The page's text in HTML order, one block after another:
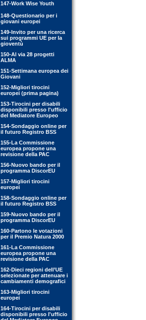
147-Work Wise Youth
148-Questionario per i
giovani europei
149-Invito per una ricerca
sui programmi UE per la
gioventù
150-Al via 28 progetti
ALMA
151-Settimana europea dei
Giovani
152-Migliori tirocini
europei (prima pagina)
153-Tirocini per disabili
disponibili presso l'ufficio
del Mediatore Europeo
154-Sondaggio online per
il futuro Registro BSS
155-La Commissione
europea propone una
revisione della PAC
156-Nuovo bando per il
programma DiscorEU
157-Migliori tirocini
europei
158-Sondaggio online per
il futuro Registro BSS
159-Nuovo bando per il
programma DiscorEU
160-Partono le votazioni
per il Premio Natura 2000
161-La Commissione
europea propone una
revisione della PAC
162-Dieci regioni dell’UE
selezionate per attenuare i
cambiamenti demografici
163-Migliori tirocini
europei
164-Tirocini per disabili
disponibili presso l'ufficio